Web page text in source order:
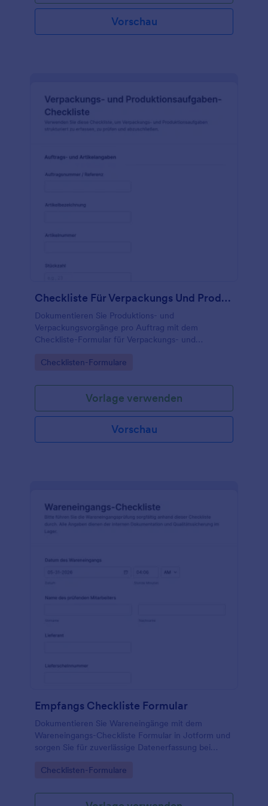
Vorschau
Checkliste Für Verpackungs Und Produktionsaufgaben
Dokumentieren Sie Produktions- und
Verpackungsvorgänge pro Auftrag mit dem
Checkliste-Formular für Verpackungs- und
und Freigaben für Teams in Produktion, Lager,
Go to Category:
Checklisten-Formulare
Vorlage verwenden
Vorschau
Empfangs Checkliste Formular
Dokumentieren Sie Wareneingänge mit dem
Wareneingangs-Checkliste Formular in Jotform und
sorgen Sie für zuverlässige Datenerfassung bei
Lager, Produktion oder Handel.
Go to Category:
Checklisten-Formulare